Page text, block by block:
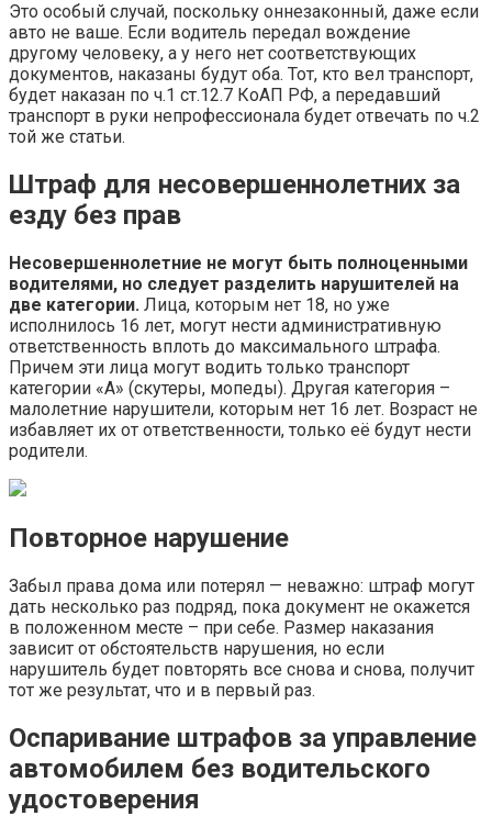
Это особый случай, поскольку оннезаконный, даже если
авто не ваше. Если водитель передал вождение
другому человеку, а у него нет соответствующих
документов, наказаны будут оба. Тот, кто вел транспорт,
будет наказан по ч.1 ст.12.7 КоАП РФ, а передавший
транспорт в руки непрофессионала будет отвечать по ч.2
той же статьи.
Штраф для несовершеннолетних за
езду без прав
Несовершеннолетние не могут быть полноценными
водителями, но следует разделить нарушителей на
две категории. Лица, которым нет 18, но уже
исполнилось 16 лет, могут нести административную
ответственность вплоть до максимального штрафа.
Причем эти лица могут водить только транспорт
категории «А» (скутеры, мопеды). Другая категория –
малолетние нарушители, которым нет 16 лет. Возраст не
избавляет их от ответственности, только её будут нести
родители.
Повторное нарушение
Забыл права дома или потерял — неважно: штраф могут
дать несколько раз подряд, пока документ не окажется
в положенном месте – при себе. Размер наказания
зависит от обстоятельств нарушения, но если
нарушитель будет повторять все снова и снова, получит
тот же результат, что и в первый раз.
Оспаривание штрафов за управление
автомобилем без водительского
удостоверения